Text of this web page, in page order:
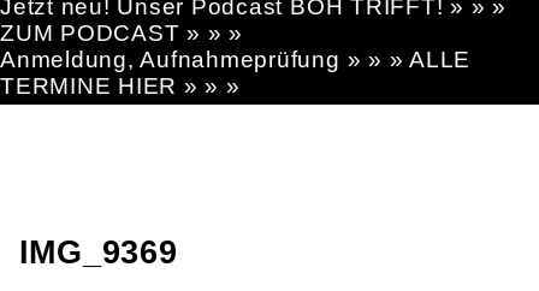
Jetzt neu! Unser Podcast BÖH TRIFFT! » » »
ZUM PODCAST » » »
Anmeldung, Aufnahmeprüfung » » » ALLE
TERMINE HIER » » »
IMG_9369